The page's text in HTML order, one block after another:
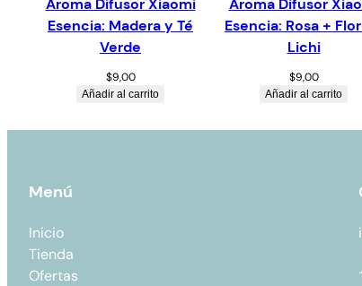
Esencia: Madera y Té
Verde
$9,00
Añadir al carrito
Esencia: Rosa +
Lichi
$9,00
Añadir al carrito
Menú
Inicio
Tienda
Ofertas